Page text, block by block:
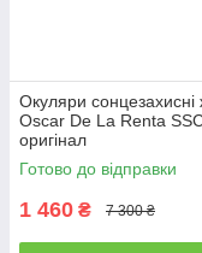
Окуляри сонцезахисні
Oscar De La Renta
оригінал
Готово до відправки
1 460 ₴ 7 300 ₴